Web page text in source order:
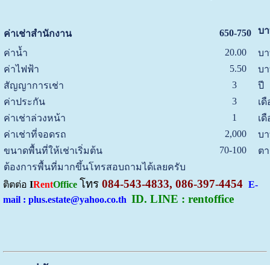
ค่าเช่าสำนักงาน 650-750 บ
ค่าน้ำ 20.00
บ
ค่าไฟฟ้า
5.50
บ
สัญญาการเช่า
3
ปี
ค่าประกัน
3
เ
ค่าเช่าล่วงหน้า
1
เ
ค่าเช่าที่จอดรถ
2,000
บ
ขนาดพื้นที่ให้เช่าเริ่มต้น
70-100
ต
ต้องการพื้นที่มากขึ้นโทรสอบถามได้เลยครับ
ติตต่อ IRentOffice โทร084-543-4833, 086-397-4454 E-
mail : plus.estate@yahoo.co.th ID. LINE : rentoffice